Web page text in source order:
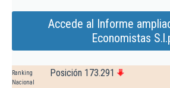
Accede al Informe
Economistas
Ranking
Nacional
Posición 173.291